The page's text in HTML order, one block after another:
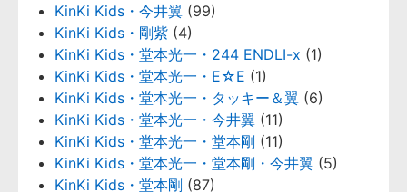
KinKi Kids・今井翼 (99)
KinKi Kids・剛紫 (4)
KinKi Kids・堂本光一・244 ENDLI-x (1)
KinKi Kids・堂本光一・E☆E (1)
KinKi Kids・堂本光一・タッキー＆翼 (6)
KinKi Kids・堂本光一・今井翼 (11)
KinKi Kids・堂本光一・堂本剛 (11)
KinKi Kids・堂本光一・堂本剛・今井翼 (5)
KinKi Kids・堂本剛 (87)